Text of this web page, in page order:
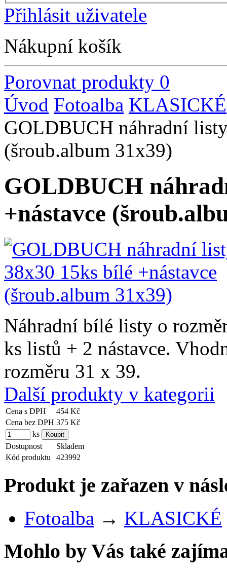
Přihlásit uživatele
Nákupní košík
Porovnat produkty 0
Úvod Fotoalba KLASICKÉ
GOLDBUCH náhradní
(šroub.album 31x39)
GOLDBUCH
+nástavce
Náhradní bílé listy o
ks listů + 2 nástavce.
rozměru 31 x 39.
Další produkty v kategorii
Cena s DPH
454 Kč
Cena bez DPH 375 Kč
ks
Dostupnost
Skladem
Kód produktu
423992
Produkt je zařazen v
Fotoalba → KLASICKÉ
Mohlo by Vás také